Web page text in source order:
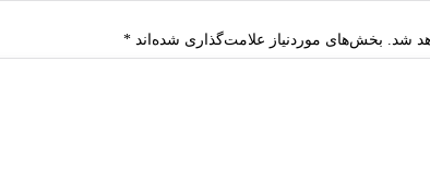
شد. بخش‌های موردنیاز علامت‌گذاری شده‌اند *